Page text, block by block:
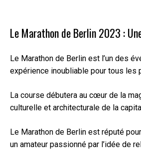
Le Marathon de Berlin 2023 :
Le Marathon de Berlin est l’un des
expérience inoubliable pour tous les
La course débutera au cœur de la
culturelle et architecturale de la
Le Marathon de Berlin est réputé
un amateur passionné par l’idée de